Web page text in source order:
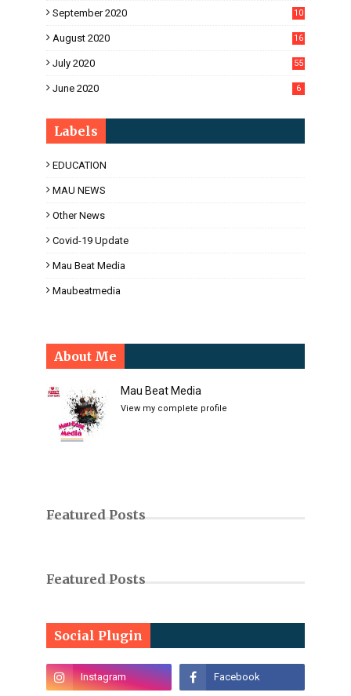
September 2020
10
August 2020
16
July 2020 55
June 2020 6
Labels
EDUCATION
MAU NEWS
Other News
Covid-19 Update
Mau Beat Media
Maubeatmedia
About Me
Mau Beat Media
View my complete profile
Featured Posts
Featured Posts
Social Plugin